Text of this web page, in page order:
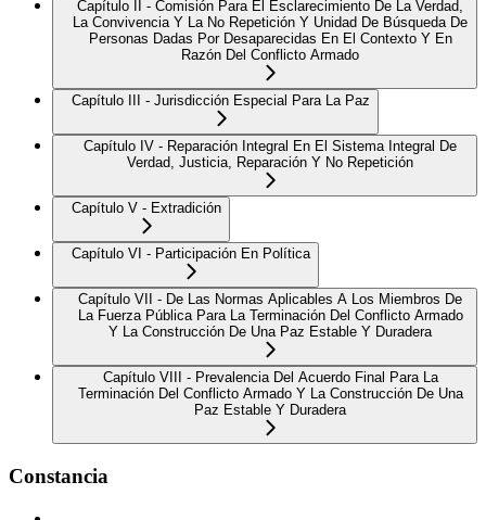
Capítulo II - Comisión Para El Esclarecimiento De La Verdad,
La Convivencia Y La No Repetición Y Unidad De Búsqueda De
Personas Dadas Por Desaparecidas En El Contexto Y En
Razón Del Conflicto Armado
Capítulo III - Jurisdicción Especial Para La Paz
Capítulo IV - Reparación Integral En El Sistema Integral De
Verdad, Justicia, Reparación Y No Repetición
Capítulo V - Extradición
Capítulo VI - Participación En Política
Capítulo VII - De Las Normas Aplicables A Los Miembros De
La Fuerza Pública Para La Terminación Del Conflicto Armado
Y La Construcción De Una Paz Estable Y Duradera
Capítulo VIII - Prevalencia Del Acuerdo Final Para La
Terminación Del Conflicto Armado Y La Construcción De Una
Paz Estable Y Duradera
Constancia